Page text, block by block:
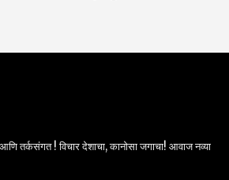
तर्कसंगत ! विचार देशाचा, कानोसा जगाचा! आवाज नव्या